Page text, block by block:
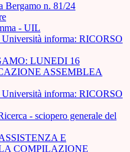
Bergamo n. 81/24
- UIL
informa: RICORSO
LUNEDI 16
ASSEMBLEA
informa: RICORSO
- sciopero generale del
E
COMPILAZIONE